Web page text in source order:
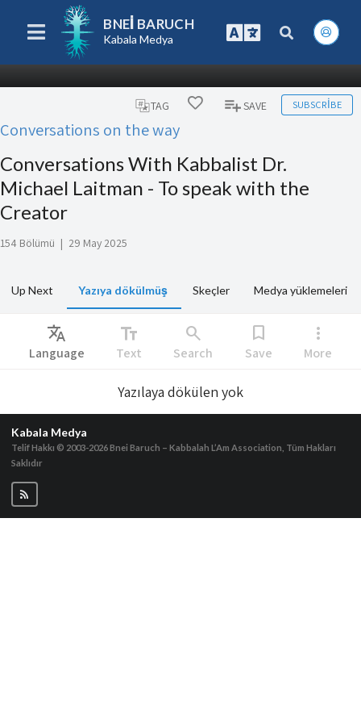
BNEI BARUCH
Kabala Medya
TAG SAVE SUBSCRIBE
Conversations on the way
Conversations With Kabbalist Dr.
Michael Laitman - To speak with the
Creator
154 Bölümü | 29 May 2025
Up Next Yazıya dökülmüş Skeçler Medya yüklemeleri
Translate
Language
text_fields
Text
search
Search
bookmark
Save
more_vert
More
Yazılaya dökülen yok
Kabala Medya
Telif Hakkı © 2003-2026Bnei Baruch – Kabbalah L’Am Association, Tüm Hakları
Saklıdır